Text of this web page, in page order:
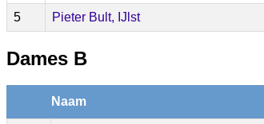
5 Pieter Bult, IJlst
Dames B
Naam